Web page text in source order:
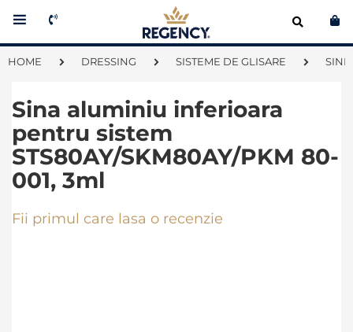
HOME DRESSING SISTEME DE GLISARE SINE
Sina aluminiu inferioara
pentru sistem
STS80AY/SKM80AY/PKM 80-
001, 3ml
Fii primul care lasa o recenzie